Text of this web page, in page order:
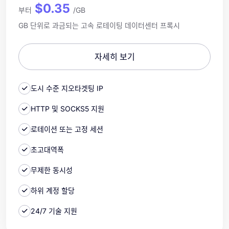
부터 $0.35 /GB
GB 단위로 과금되는 고속 로테이팅 데이터센터 프록시
자세히 보기
도시 수준 지오타겟팅 IP
HTTP 및 SOCKS5 지원
로테이션 또는 고정 세션
초고대역폭
무제한 동시성
하위 계정 할당
24/7 기술 지원